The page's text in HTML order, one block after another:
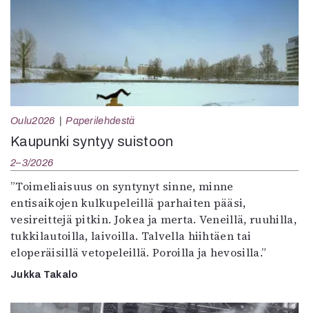
Oulu2026 Paperilehdestä
Kaupunki syntyy suistoon
2–3/2026
”Toimeliaisuus on syntynyt sinne, minne
entisaikojen kulkupeleillä parhaiten pääsi,
vesireittejä pitkin. Jokea ja merta. Veneillä, ruuhilla,
tukkilautoilla, laivoilla. Talvella hiihtäen tai
eloperäisillä vetopeleillä. Poroilla ja hevosilla.”
Jukka Takalo